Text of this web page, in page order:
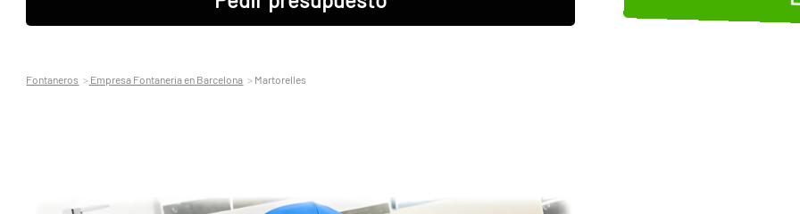
Fontaneros Empresa Fontaneria en Barcelona Martorelles